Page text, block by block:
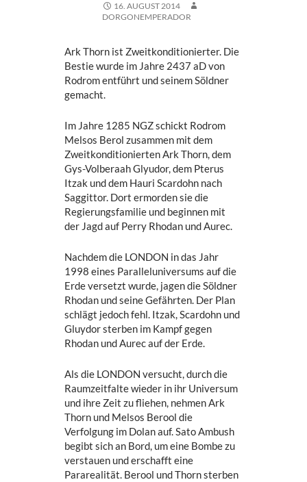
16. AUGUST 2014
DORGONEMPERADOR
Ark Thorn ist Zweitkonditionierter. Die
Bestie wurde im Jahre 2437 aD von
Rodrom entführt und seinem Söldner
gemacht.
Im Jahre 1285 NGZ schickt Rodrom
Melsos Berol zusammen mit dem
Zweitkonditionierten Ark Thorn, dem
Gys-Volberaah Glyudor, dem Pterus
Itzak und dem Hauri Scardohn nach
Saggittor. Dort ermorden sie die
Regierungsfamilie und beginnen mit
der Jagd auf Perry Rhodan und Aurec.
Nachdem die LONDON in das Jahr
1998 eines Paralleluniversums auf die
Erde versetzt wurde, jagen die Söldner
Rhodan und seine Gefährten. Der Plan
schlägt jedoch fehl. Itzak, Scardohn und
Gluydor sterben im Kampf gegen
Rhodan und Aurec auf der Erde.
Als die LONDON versucht, durch die
Raumzeitfalte wieder in ihr Universum
und ihre Zeit zu fliehen, nehmen Ark
Thorn und Melsos Berool die
Verfolgung im Dolan auf. Sato Ambush
begibt sich an Bord, um eine Bombe zu
verstauen und erschafft eine
Pararealität. Berool und Thorn sterben